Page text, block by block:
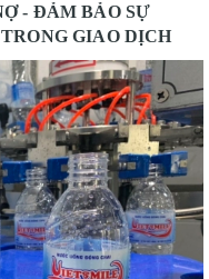
- ĐẢM BẢO SỰ
GIAO DỊCH